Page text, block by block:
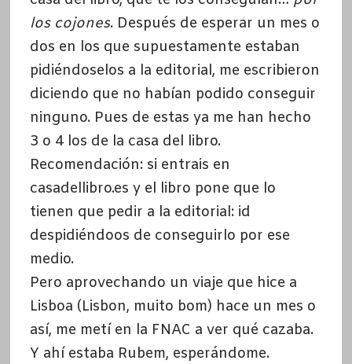
los cojones. Después de esperar un mes o
dos en los que supuestamente estaban
pidiéndoselos a la editorial, me escribieron
diciendo que no habían podido conseguir
ninguno. Pues de estas ya me han hecho
3 o 4 los de la casa del libro.
Recomendación: si entrais en
casadellibro.es y el libro pone que lo
tienen que pedir a la editorial: id
despidiéndoos de conseguirlo por ese
medio.
Pero aprovechando un viaje que hice a
Lisboa (Lisbon, muito bom) hace un mes o
así, me metí en la FNAC a ver qué cazaba.
Y ahí estaba Rubem, esperándome.